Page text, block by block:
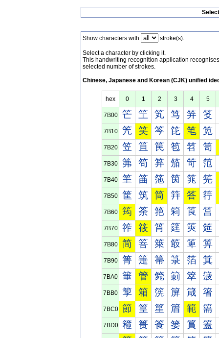
Show characters with stroke(s).
Select a character by clicking it.
This handwriting recognition application
selected number of strokes.
Chinese, Japanese and Korean (CJK) unified
hex 0 1 2 3 4 5
7B00 笀 笁 笂 笃 笄 笅
7B10 笐 笑 笒 笓 笔 笕
7B20 笠 笡 笢 笣 笤 笥
7B30 笰 笱 笲 笳 笴 笵
7B40 筀 筁 筂 筃 筄 筅
7B50 筐 筑 筒 筓 答 筕
7B60 筠 筡 筢 筣 筤 筥
7B70 筰 筱 筲 筳 筴 筵
7B80 简 箁 箂 箃 箄 箅
7B90 箐 箑 箒 箓 箔 箕
7BA0 箠 管 箢 箣 箤 箥
7BB0 箰 箱 箲 箳 箴 箵
7BC0 節 篁 篂 篃 範 篅
7BD0 篐 篑 篒 篓 篔 篕